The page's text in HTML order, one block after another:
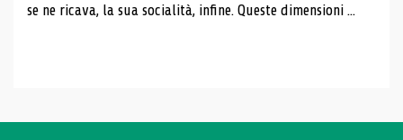
se ne ricava, la sua socialità, infine. Queste dimensioni ...